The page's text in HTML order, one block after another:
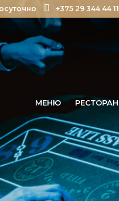
+375 29 344 44 11
МЕНЮ РЕСТОРАН